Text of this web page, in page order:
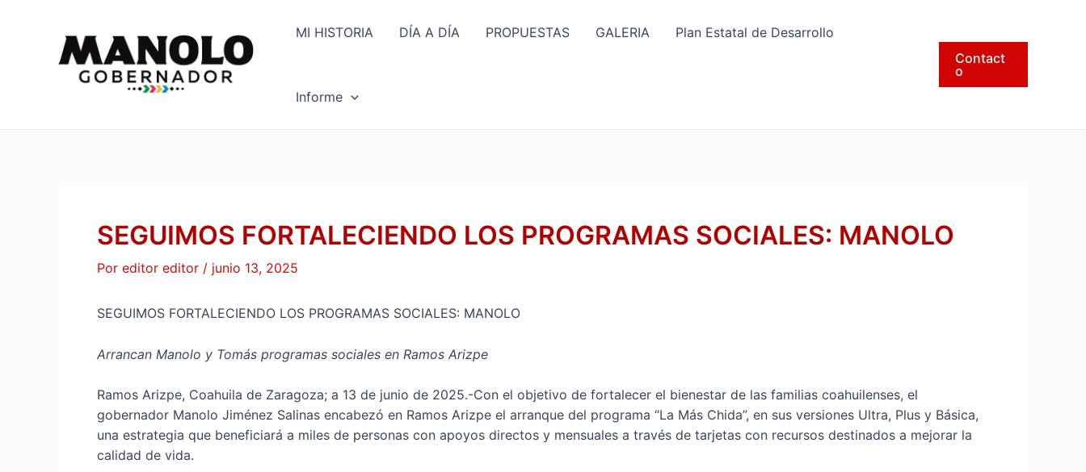
MI HISTORIA DÍA A DÍA PROPUESTAS GALERIA Plan Estatal de Desarrollo
Informe
Contact
o
SEGUIMOS FORTALECIENDO LOS PROGRAMAS SOCIALES: MANOLO
Por editor editor / junio 13, 2025
SEGUIMOS FORTALECIENDO LOS PROGRAMAS SOCIALES: MANOLO
Arrancan Manolo y Tomás programas sociales en Ramos Arizpe
Ramos Arizpe, Coahuila de Zaragoza; a 13 de junio de 2025.-Con el objetivo de fortalecer el bienestar de las familias coahuilenses, el
gobernador Manolo Jiménez Salinas encabezó en Ramos Arizpe el arranque del programa “La Más Chida”, en sus versiones Ultra, Plus y Básica,
una estrategia que beneficiará a miles de personas con apoyos directos y mensuales a través de tarjetas con recursos destinados a mejorar la
calidad de vida.
entradas